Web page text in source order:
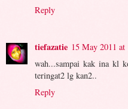
Reply
tiefazatie 15 May 2011 at
wah...sampai kak ina kl
teringat2 lg kan2..
Reply